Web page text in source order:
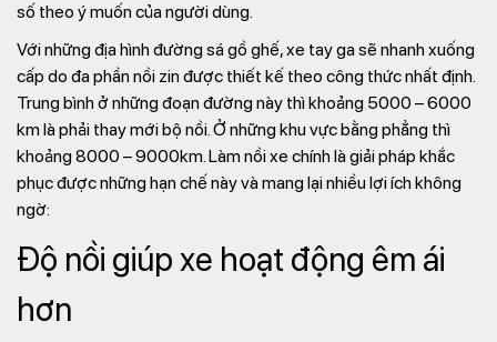
số theo ý muốn của người dùng.
Với những địa hình đường sá gồ ghế, xe tay ga sẽ nhanh xuống
cấp do đa phần nồi zin được thiết kế theo công thức nhất định.
Trung bình ở những đoạn đường này thì khoảng 5000 – 6000
km là phải thay mới bộ nồi. Ở những khu vực bằng phẳng thì
khoảng 8000 – 9000km. Làm nồi xe chính là giải pháp khắc
phục được những hạn chế này và mang lại nhiều lợi ích không
ngờ:
Độ nồi giúp xe hoạt động êm ái
hơn